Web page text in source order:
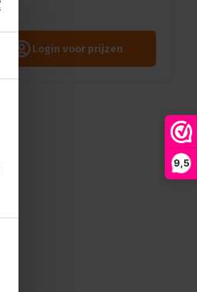
9,5
Login voor prijzen